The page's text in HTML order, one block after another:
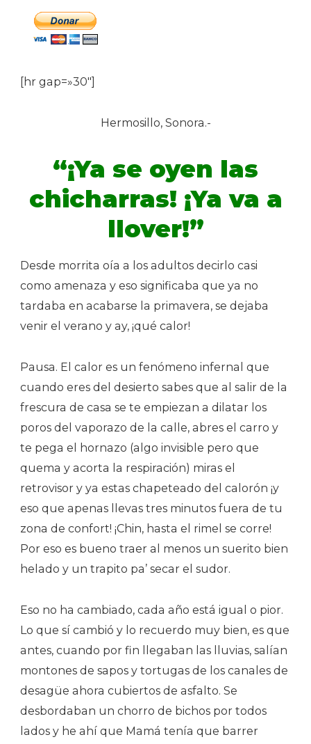
[hr gap=»30″]
Hermosillo, Sonora.-
“¡Ya se oyen las
chicharras! ¡Ya va a
llover!”
Desde morrita oía a los adultos decirlo casi
como amenaza y eso significaba que ya no
tardaba en acabarse la primavera, se dejaba
venir el verano y ay, ¡qué calor!
Pausa. El calor es un fenómeno infernal que
cuando eres del desierto sabes que al salir de la
frescura de casa se te empiezan a dilatar los
poros del vaporazo de la calle, abres el carro y
te pega el hornazo (algo invisible pero que
quema y acorta la respiración) miras el
retrovisor y ya estas chapeteado del calorón ¡y
eso que apenas llevas tres minutos fuera de tu
zona de confort! ¡Chin, hasta el rimel se corre!
Por eso es bueno traer al menos un suerito bien
helado y un trapito pa’ secar el sudor.
Eso no ha cambiado, cada año está igual o pior.
Lo que sí cambió y lo recuerdo muy bien, es que
antes, cuando por fin llegaban las lluvias, salían
montones de sapos y tortugas de los canales de
desagüe ahora cubiertos de asfalto. Se
desbordaban un chorro de bichos por todos
lados y he ahí que Mamá tenía que barrer